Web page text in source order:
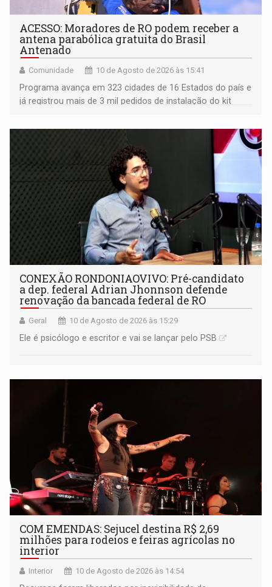
ACESSO: Moradores de RO podem receber a
antena parabólica gratuita do Brasil
Antenado
Comunidade 10 de Agosto de 2026 às 15:41
Programa avança em 323 cidades de 16 Estados do país e
já registrou mais de 3 mil pedidos de instalação do kit
contempladas
CONEXÃO RONDONIAOVIVO: Pré-candidato
a dep. federal Adrian Jhonnson defende
renovação da bancada federal de RO
Geral 10 de Agosto de 2026 às 15:29
Ele é psicólogo e escritor e vai se lançar pelo PSB
COM EMENDAS: Sejucel destina R$ 2,69
milhões para rodeios e feiras agrícolas no
interior
Interior 10 de Agosto de 2026 às 14:54